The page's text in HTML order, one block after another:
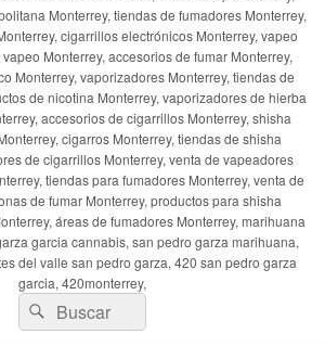
Monterrey, tiendas de fumadores Monterrey,
cigarrillos electrónicos Monterrey, vapeo
Monterrey, accesorios de fumar Monterrey,
Monterrey, vaporizadores Monterrey, tiendas de
de nicotina Monterrey, vaporizadores de hierba
accesorios de cigarrillos Monterrey, shisha
cigarros Monterrey, tiendas de shisha
de cigarrillos Monterrey, venta de vapeadores
tiendas para fumadores Monterrey, venta de
de fumar Monterrey, productos para shisha
áreas de fumadores Monterrey, marihuana
garcia cannabis, san pedro garza marihuana,
del valle san pedro garza, 420 san pedro garza
garcia, 420monterrey,
Buscar
por:
Buscar